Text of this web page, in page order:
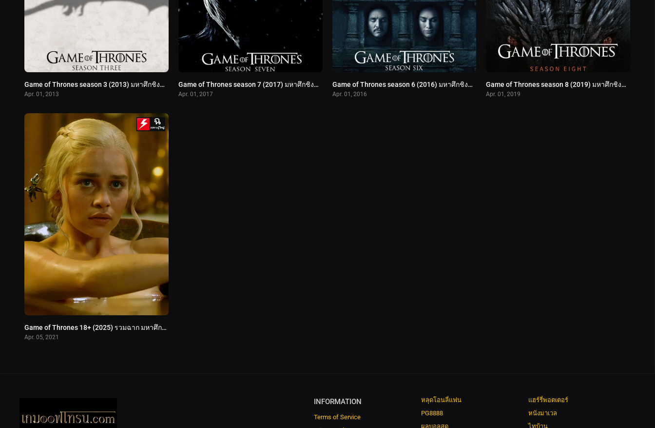
Game of Thrones season 3 (2013) มหาศึกชิงบัลลังก์ ปี 3
Apr. 01, 2013
Game of Thrones season 7 (2017) มหาศึกชิงบัลลังก์ ปี 7
Apr. 01, 2017
Game of Thrones season 6 (2016) มหาศึกชิงบัลลังก์ ปี 6
Apr. 01, 2016
Game of Thrones season 8 (2019) มหาศึกชิงบัลลังก์ ปี 8
Apr. 01, 2019
Game of Thrones 18+ (2025) รวมฉาก มหาศึกชิงบัลลังก์ 18+
Apr. 05, 2021
INFORMATION
Terms of Service
หลุดโอนลี่แฟน
PG8888
ผลบอลสด
แฮร์รี่พอตเตอร์
หนังมาเวล
ไทบ้าน